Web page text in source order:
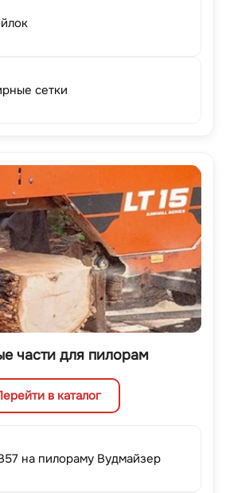
сетки
части для пилорам
в каталог
на пилораму Вудмайзер